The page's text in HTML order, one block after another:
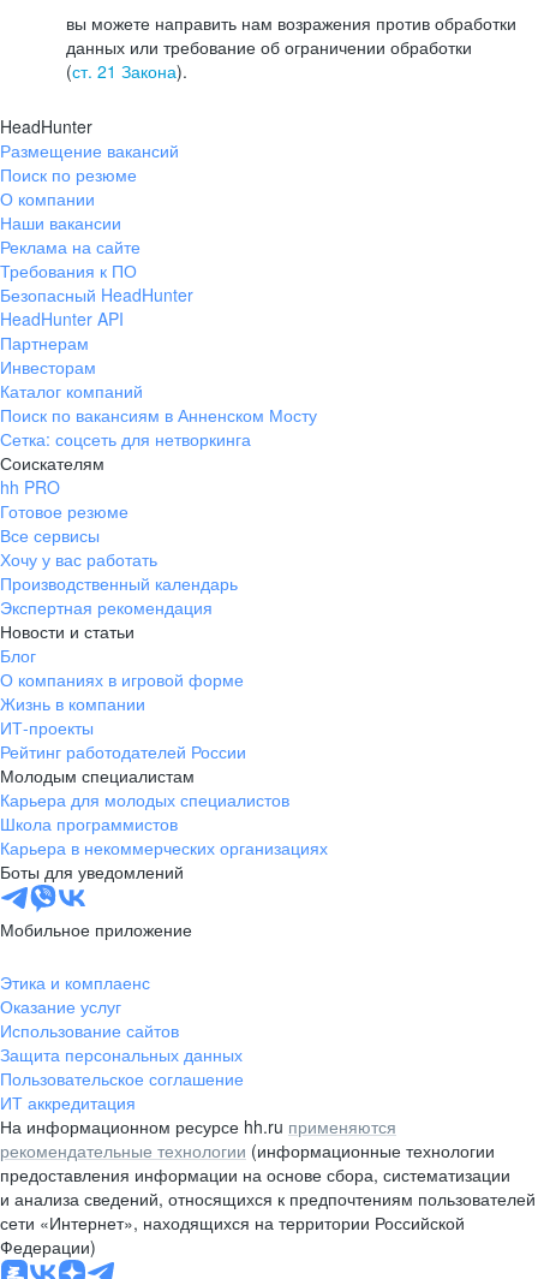
вы можете направить нам возражения против обработки
данных или требование об ограничении обработки
(ст. 21 Закона).
HeadHunter
Размещение вакансий
Поиск по резюме
О компании
Наши вакансии
Реклама на сайте
Требования к ПО
Безопасный HeadHunter
HeadHunter API
Партнерам
Инвесторам
Каталог компаний
Поиск по вакансиям в Анненском Мосту
Сетка: соцсеть для нетворкинга
Соискателям
hh PRO
Готовое резюме
Все сервисы
Хочу у вас работать
Производственный календарь
Экспертная рекомендация
Новости и статьи
Блог
О компаниях в игровой форме
Жизнь в компании
ИТ-проекты
Рейтинг работодателей России
Молодым специалистам
Карьера для молодых специалистов
Школа программистов
Карьера в некоммерческих организациях
Боты для уведомлений
Мобильное приложение
Этика и комплаенс
Оказание услуг
Использование сайтов
Защита персональных данных
Пользовательское соглашение
ИТ аккредитация
На информационном ресурсе hh.ru применяются
рекомендательные технологии (информационные технологии
предоставления информации на основе сбора, систематизации
и анализа сведений, относящихся к предпочтениям пользователей
сети «Интернет», находящихся на территории Российской
Федерации)